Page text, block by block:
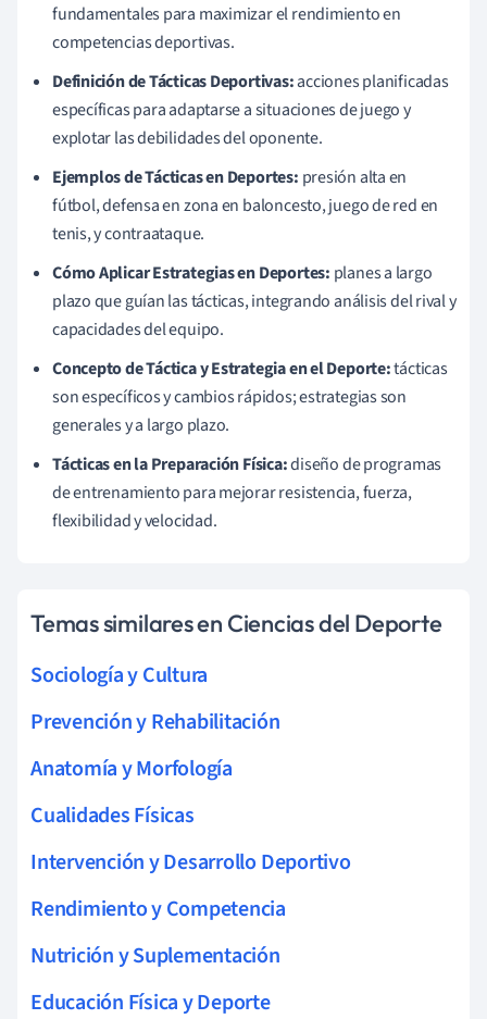
fundamentales para maximizar el rendimiento en
competencias deportivas.
Definición de Tácticas Deportivas:acciones planificadas
específicas para adaptarse a situaciones de juego y
explotar las debilidades del oponente.
Ejemplos de Tácticas en Deportes: presión alta en
fútbol, defensa en zona en baloncesto, juego de red en
tenis, y contraataque.
Cómo Aplicar Estrategias en Deportes: planes a largo
plazo que guían las tácticas, integrando análisis del rival y
capacidades del equipo.
Concepto de Táctica y Estrategia en el Deporte:tácticas
son específicos y cambios rápidos; estrategias son
generales y a largo plazo.
Tácticas en la Preparación Física:diseño de programas
de entrenamiento para mejorar resistencia, fuerza,
flexibilidad y velocidad.
Temas similares en Ciencias del Deporte
Sociología y Cultura
Prevención y Rehabilitación
Anatomía y Morfología
Cualidades Físicas
Intervención y Desarrollo Deportivo
Rendimiento y Competencia
Nutrición y Suplementación
Educación Física y Deporte